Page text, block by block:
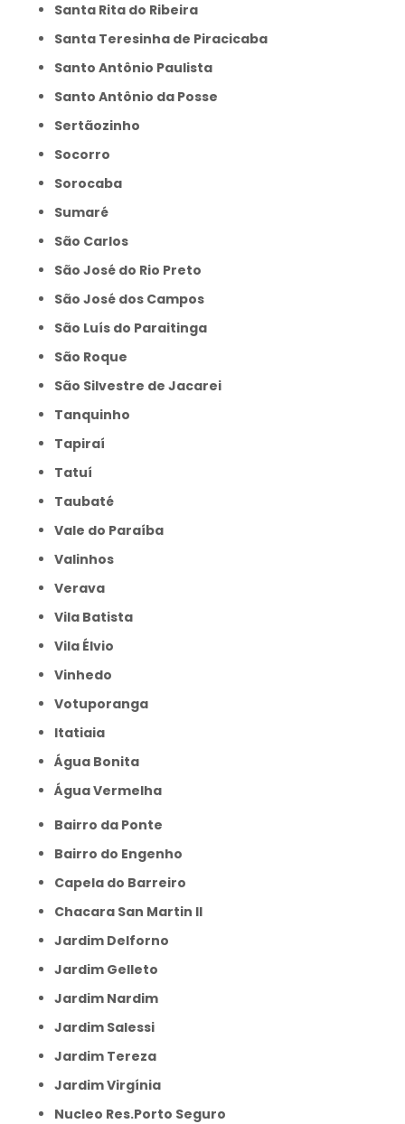
Santa Rita do Ribeira
Santa Teresinha de Piracicaba
Santo Antônio Paulista
Santo Antônio da Posse
Sertãozinho
Socorro
Sorocaba
Sumaré
São Carlos
São José do Rio Preto
São José dos Campos
São Luís do Paraitinga
São Roque
São Silvestre de Jacarei
Tanquinho
Tapiraí
Tatuí
Taubaté
Vale do Paraíba
Valinhos
Verava
Vila Batista
Vila Élvio
Vinhedo
Votuporanga
itatiaia
Água Bonita
Água Vermelha
Bairro da Ponte
Bairro do Engenho
Capela do Barreiro
Chacara San Martin II
Jardim Delforno
Jardim Gelleto
Jardim Nardim
Jardim Salessi
Jardim Tereza
Jardim Virgínia
Nucleo Res.Porto Seguro